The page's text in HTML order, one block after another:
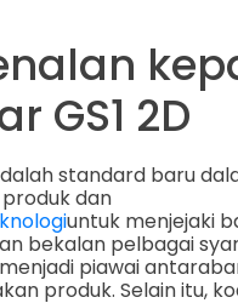
GS1 2D
standard baru
dan
untuk menjejaki
bekalan pelbagai
piawai
produk. Selain itu,